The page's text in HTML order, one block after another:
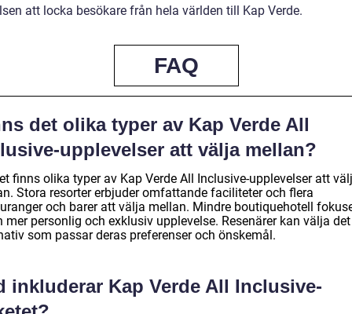
att locka besökare från hela världen till Kap Verde.
FAQ
det olika typer av Kap Verde All
upplevelser att välja mellan?
finns olika typer av Kap Verde All Inclusive-upplevelser att
Stora resorter erbjuder omfattande faciliteter och flera
och barer att välja mellan. Mindre boutiquehotell
mer personlig och exklusiv upplevelse. Resenärer kan välja det
som passar deras preferenser och önskemål.
inkluderar Kap Verde All Inclusive-